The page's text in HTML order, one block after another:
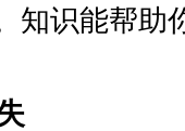
知识能帮助